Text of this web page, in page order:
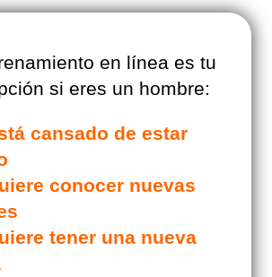
en línea es tu
si eres un hombre:
cansado de estar
conocer nuevas
tener una nueva